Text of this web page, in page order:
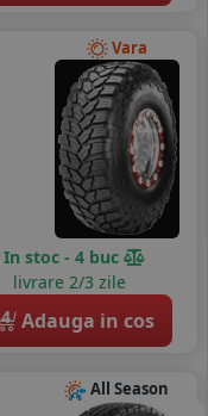
Vara
In stoc - 4 buc
livrare 2/3 zile
4 Adauga in cos
All Season